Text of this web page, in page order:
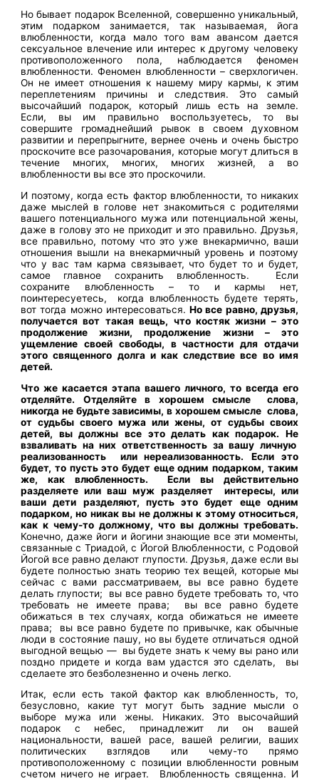
Но бывает подарок Вселенной, совершенно уникальный,
этим подарком занимается, так называемая, йога
влюбленности, когда мало того вам авансом дается
сексуальное влечение или интерес к другому человеку
противоположенного пола, наблюдается феномен
влюбленности. Феномен влюбленности – сверхлогичен.
Он не имеет отношения к нашему миру кармы, к этим
переплетениям причины и следствия. Это самый
высочайший подарок, который лишь есть на земле.
Если, вы им правильно воспользуетесь, то вы
совершите громаднейший рывок в своем духовном
развитии и перепрыгните, вернее очень и очень быстро
проскочите все разочарования, которые могут длиться в
течение многих, многих, многих жизней, а во
влюбленности вы все это проскочили.
И поэтому, когда есть фактор влюбленности, то никаких
даже мыслей в голове нет знакомиться с родителями
вашего потенциального мужа или потенциальной жены,
даже в голову это не приходит и это правильно. Друзья,
все правильно, потому что это уже внекармично, ваши
отношения вышли на внекармичный уровень и поэтому
что у вас там карма связывает, что будет то и будет,
самое главное сохранить влюбленность. Если
сохраните влюбленность – то и кармы нет,
поинтересуетесь, когда влюбленность будете терять,
вот тогда можно интересоваться.Но все равно, друзья,
получается вот такая вещь, что костяк жизни – это
продолжение жизни, продолжение жизни – это
ущемление своей свободы, в частности для отдачи
этого священного долга и как следствие все во имя
детей.
Что же касается этапа вашего личного, то всегда его
отделяйте. Отделяйте в хорошем смысле слова,
никогда не будьте зависимы, в хорошем смысле слова,
от судьбы своего мужа или жены, от судьбы своих
детей, вы должны все это делать как подарок. Не
взваливать на них ответственность за вашу личную
реализованность или нереализованность.
Если это
будет, то пусть это будет еще одним подарком, таким
же, как влюбленность. Если вы действительно
разделяете или ваш муж разделяет интересы, или
ваши дети разделяют, пусть это будет еще одним
подарком, но никак вы не должны к этому относиться,
как к чему-то должному, что вы должны требовать.
Конечно, даже йоги и йогини знающие все эти моменты,
связанные с Триадой, с Йогой Влюбленности, с Родовой
Йогой все равно делают глупости. Друзья, даже если вы
будете полностью знать теорию тех вещей, которые мы
сейчас с вами рассматриваем, вы все равно будете
делать глупости; вы все равно будете требовать то, что
требовать не имеете права; вы все равно будете
обижаться в тех случаях, когда обижаться не имеете
права; вы все равно будете по привычке, как обычные
люди в состояние пашу, но вы будете отличаться одной
выгодной вещью — вы будете знать к чему вы рано или
поздно придете и когда вам удастся это сделать, вы
сделаете это безболезненно и очень легко.
Итак, если есть такой фактор как влюбленность, то,
безусловно, какие тут могут быть задние мысли о
выборе мужа или жены. Никаких. Это высочайший
подарок с небес, принадлежит ли он вашей
национальности, вашей расе, вашей религии, ваших
политических взглядов или чему-то прямо
противоположенному с позиции влюбленности ровным
счетом ничего не играет. Влюбленность священна. И